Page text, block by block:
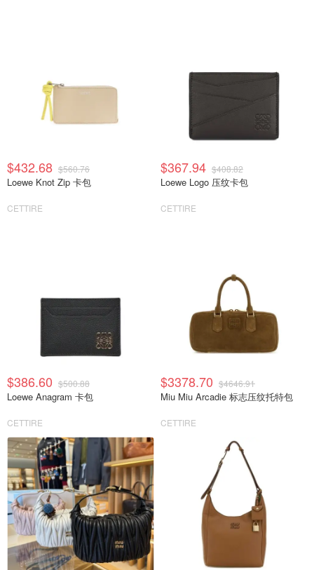
$432.68 $560.76
Loewe Knot Zip 卡包
CETTIRE
$367.94 $408.82
Loewe Logo 压纹卡包
CETTIRE
$386.60 $500.88
Loewe Anagram 卡包
CETTIRE
$3378.70 $4646.91
Miu Miu Arcadie 标志压纹托特包
CETTIRE